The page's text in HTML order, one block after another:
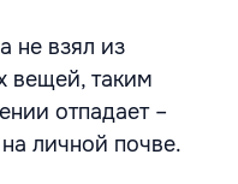
не взял из
вещей, таким
отпадает –
личной почве.